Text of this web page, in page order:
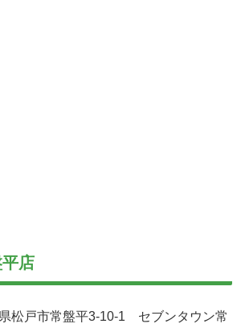
店
松戸市常盤平3-10-1 セブンタウン常